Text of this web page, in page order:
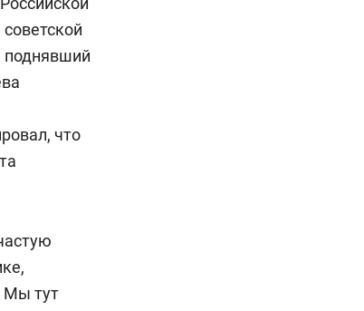
поднявший
что
Мы тут